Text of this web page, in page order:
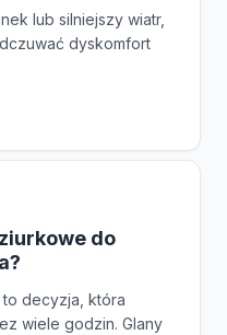
lub silniejszy wiatr,
dyskomfort
do
decyzja, która
wiele godzin. Glany